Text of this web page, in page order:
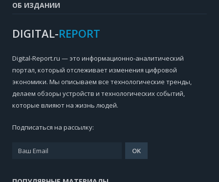
ОБ ИЗДАНИИ
DIGITAL-REPORT
Digital-Report.ru — это информационно-аналитический
портал, который отслеживает изменения цифровой
экономики. Мы описываем все технологические тренды,
делаем обзоры устройств и технологических событий,
которые влияют на жизнь людей.
Подписаться на рассылку: